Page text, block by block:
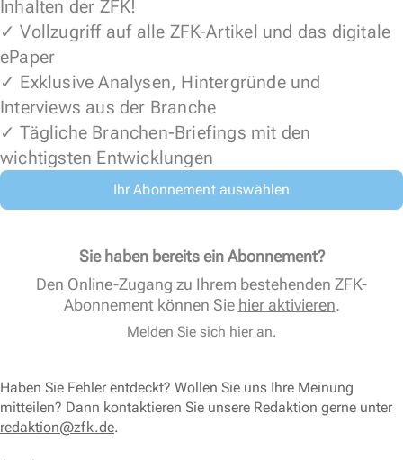
Inhalten der ZFK!
✓ Vollzugriff auf alle ZFK-Artikel und das digitale
ePaper
✓ Exklusive Analysen, Hintergründe und
Interviews aus der Branche
✓ Tägliche Branchen-Briefings mit den
wichtigsten Entwicklungen
Ihr Abonnement auswählen
Sie haben bereits ein Abonnement?
Den Online-Zugang zu Ihrem bestehenden ZFK-
Abonnement können Sie hier aktivieren.
Melden Sie sich hier an.
Haben Sie Fehler entdeckt? Wollen Sie uns Ihre Meinung
mitteilen? Dann kontaktieren Sie unsere Redaktion gerne unter
redaktion@zfk.de.